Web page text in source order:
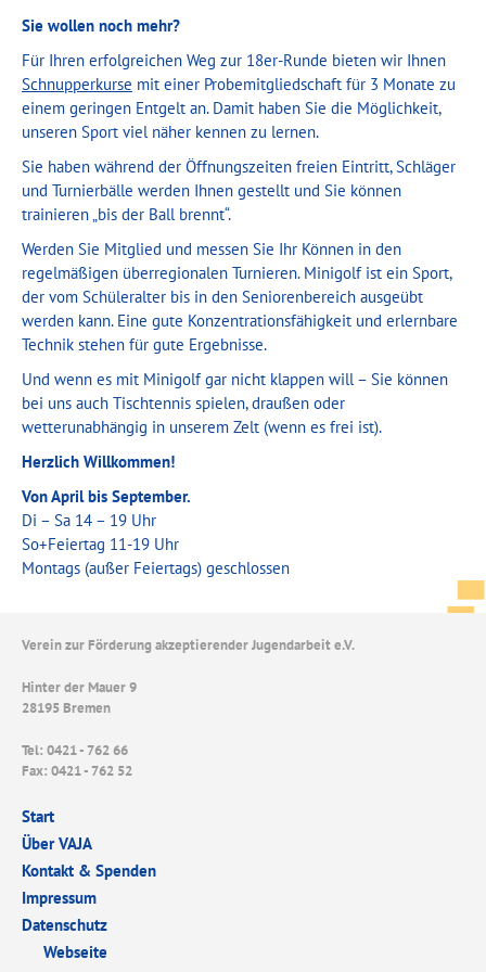
Sie wollen noch mehr?
Für Ihren erfolgreichen Weg zur 18er-Runde bieten wir Ihnen
Schnupperkurse mit einer Probemitgliedschaft für 3 Monate zu
einem geringen Entgelt an. Damit haben Sie die Möglichkeit,
unseren Sport viel näher kennen zu lernen.
Sie haben während der Öffnungszeiten freien Eintritt, Schläger
und Turnierbälle werden Ihnen gestellt und Sie können
trainieren „bis der Ball brennt“.
Werden Sie Mitglied und messen Sie Ihr Können in den
regelmäßigen überregionalen Turnieren. Minigolf ist ein Sport,
der vom Schüleralter bis in den Seniorenbereich ausgeübt
werden kann. Eine gute Konzentrationsfähigkeit und erlernbare
Technik stehen für gute Ergebnisse.
Und wenn es mit Minigolf gar nicht klappen will – Sie können
bei uns auch Tischtennis spielen, draußen oder
wetterunabhängig in unserem Zelt (wenn es frei ist).
Herzlich Willkommen!
Von April bis September.
Di – Sa 14 – 19 Uhr
So+Feiertag 11-19 Uhr
Montags (außer Feiertags) geschlossen
Verein zur Förderung akzeptierender Jugendarbeit e.V.
Hinter der Mauer 9
28195 Bremen
Tel: 0421 - 762 66
Fax: 0421 - 762 52
Start
Über VAJA
Kontakt & Spenden
Impressum
Datenschutz
Webseite